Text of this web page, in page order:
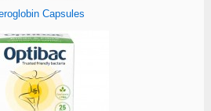
Capsules